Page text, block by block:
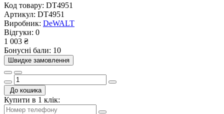
Код товару: DT4951
Артикул: DT4951
Виробник: DeWALT
Відгуки: 0
1 003 ₴
Бонусні бали: 10
Швидке замовлення
До кошика
Купити в 1 клік: